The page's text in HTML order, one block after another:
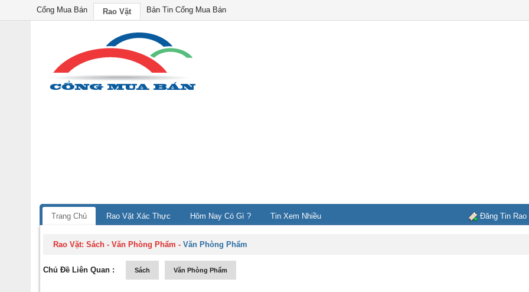
Cổng Mua Bán Rao Vặt Bản Tin Cổng Mua Bán
Trang Chủ Rao Vặt Xác Thực Hôm Nay Có Gì ? Tin Xem Nhiều Đăng Tin Rao
Rao Vặt:Sách - Văn Phòng Phẩm -Văn Phòng Phẩm
Chủ Đề Liên Quan : Sách Văn Phòng Phẩm